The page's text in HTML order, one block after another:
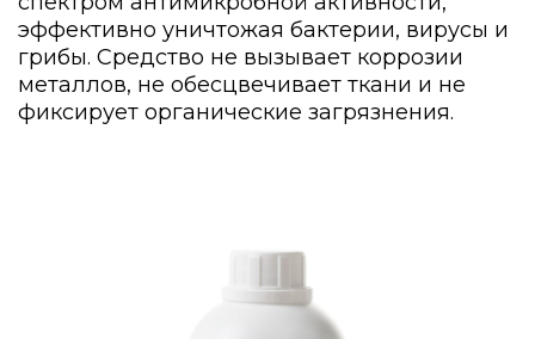
эффективно уничтожая бактерии, вирусы и
грибы. Средство не вызывает коррозии
металлов, не обесцвечивает ткани и не
фиксирует органические загрязнения.